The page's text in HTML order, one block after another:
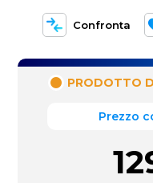
Confronta
PRODOTTO
Prezzo